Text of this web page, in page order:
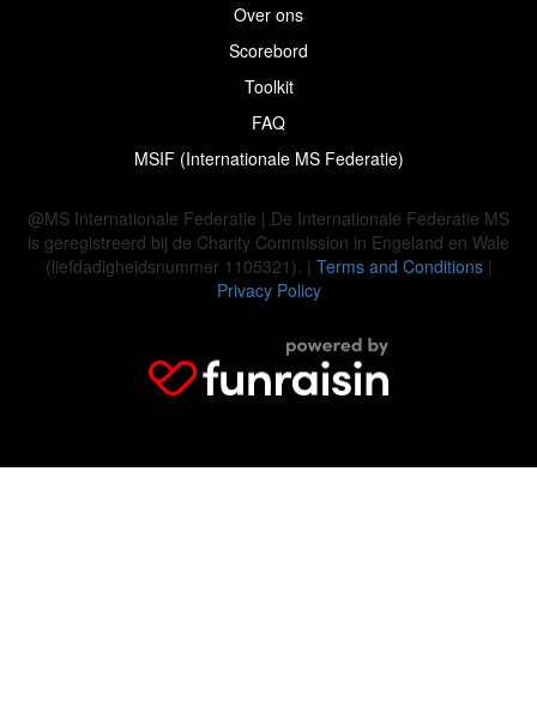
Over ons
Scorebord
Toolkit
FAQ
MSIF (Internationale MS Federatie)
@MS Internationale Federatie | De Internationale Federatie MS
is geregistreerd bij de Charity Commission in Engeland en Wale
(liefdadigheidsnummer 1105321). | Terms and Conditions|
Privacy Policy